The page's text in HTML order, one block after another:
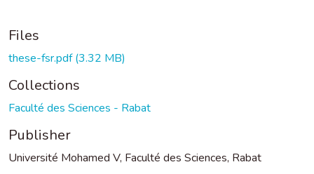
Files
these-fsr.pdf(3.32 MB)
Collections
Faculté des Sciences - Rabat
Publisher
Université Mohamed V, Faculté des Sciences, Rabat